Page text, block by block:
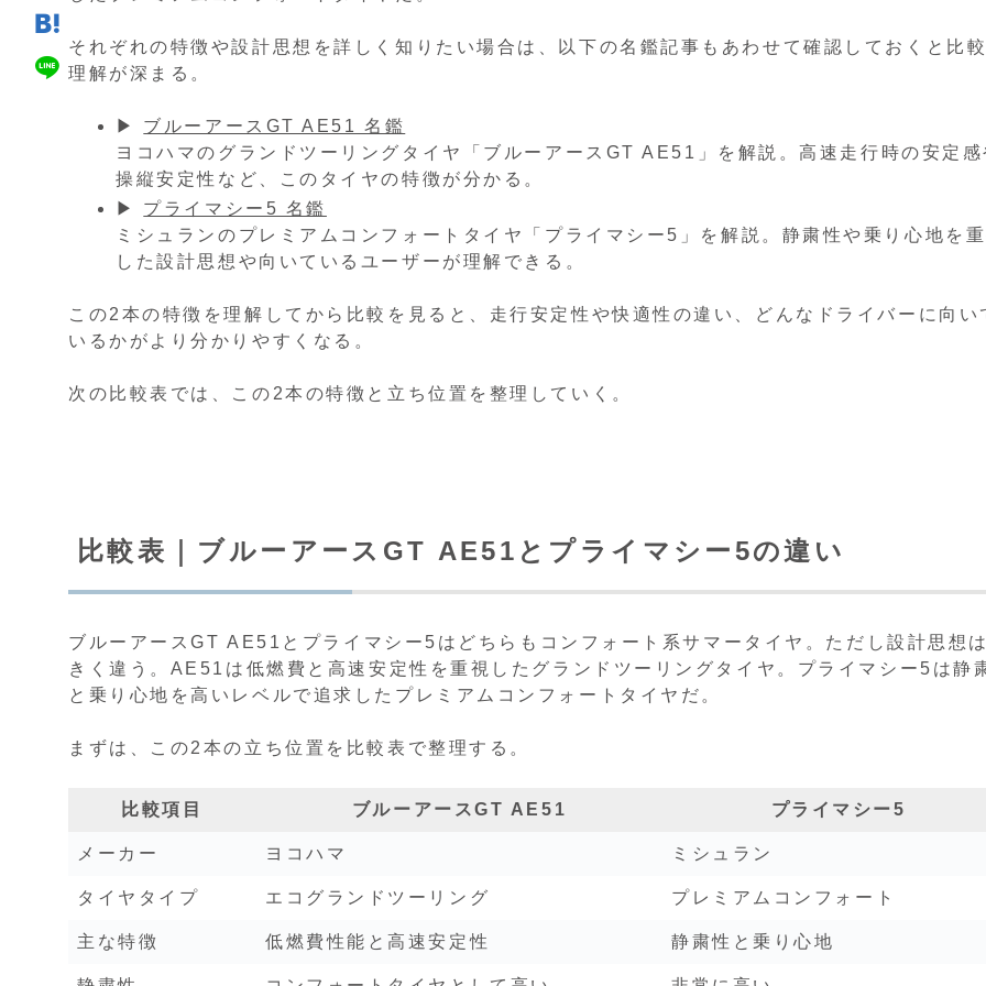
それぞれの特徴や設計思想を詳しく知りたい場合は、以下の名鑑記事もあわせて確認しておくと比
理解が深まる。
▶ ブルーアースGT AE51 名鑑
ヨコハマのグランドツーリングタイヤ「ブルーアースGT AE51」を解説。高速走行時の安定感
操縦安定性など、このタイヤの特徴が分かる。
▶ プライマシー5 名鑑
ミシュランのプレミアムコンフォートタイヤ「プライマシー5」を解説。静粛性や乗り心地を重
した設計思想や向いているユーザーが理解できる。
この2本の特徴を理解してから比較を見ると、走行安定性や快適性の違い、どんなドライバーに向い
いるかがより分かりやすくなる。
次の比較表では、この2本の特徴と立ち位置を整理していく。
比較表｜ブルーアースGT AE51とプライマシー5の違い
ブルーアースGT AE51とプライマシー5はどちらもコンフォート系サマータイヤ。ただし設計思想
きく違う。AE51は低燃費と高速安定性を重視したグランドツーリングタイヤ。プライマシー5は静
と乗り心地を高いレベルで追求したプレミアムコンフォートタイヤだ。
まずは、この2本の立ち位置を比較表で整理する。
比較項目 ブルーアースGT AE51 プライマシー5
メーカー ヨコハマ ミシュラン
タイヤタイプ エコグランドツーリング プレミアムコンフォート
主な特徴 低燃費性能と高速安定性 静粛性と乗り心地